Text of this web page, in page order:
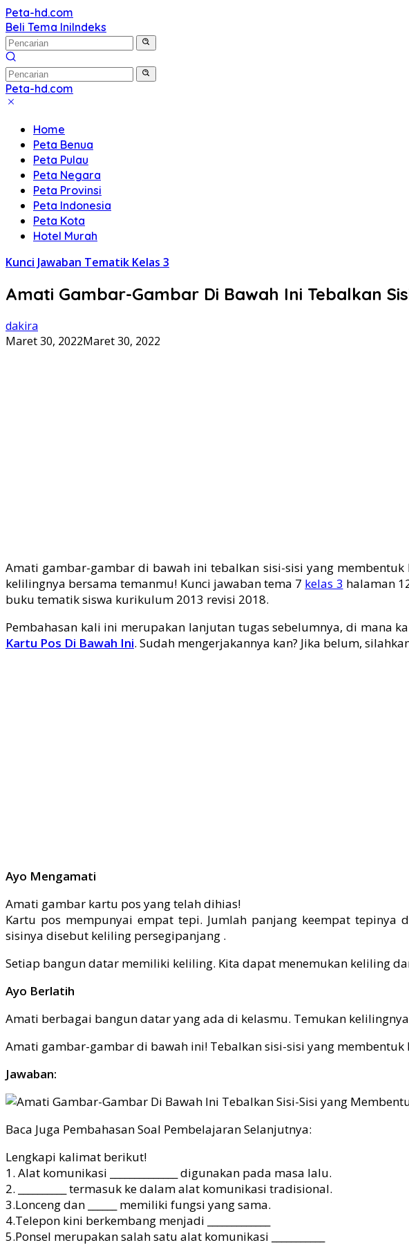
Langsung
ke
konten
Peta-hd.com
Kumpulan
Gambar
Peta
HD
Beli Tema IniIndeks
Peta-hd.com
Kumpulan
Peta
HD
Home
Peta Benua
Peta Pulau
Peta Negara
Peta Provinsi
Peta Indonesia
Peta Kota
Hotel Murah
Kunci Jawaban Tematik Kelas 3
Amati Gambar-Gambar Di Bawah Ini Tebalkan
dakira
Maret 30, 2022Maret 30, 2022
Amati gambar-gambar di bawah ini tebalkan sisi-sisi yang
kelilingnya bersama temanmu! Kunci jawaban tema 7 kelas 3 halaman
buku tematik siswa kurikulum 2013 revisi 2018.
Pembahasan kali ini merupakan lanjutan tugas sebelumnya, di mana
Kartu Pos Di Bawah Ini. Sudah mengerjakannya kan? Jika belum,
Ayo Mengamati
Amati gambar kartu pos yang telah dihias!
Kartu pos mempunyai empat tepi. Jumlah panjang keempat tepinya
sisinya disebut keliling persegipanjang .
Setiap bangun datar memiliki keliling. Kita dapat menemukan keliling
Ayo Berlatih
Amati berbagai bangun datar yang ada di kelasmu. Temukan
Amati gambar-gambar di bawah ini! Tebalkan sisi-sisi yang
Jawaban:
Baca Juga Pembahasan Soal Pembelajaran Selanjutnya:
Lengkapi kalimat berikut!
1. Alat komunikasi ______________ digunakan pada masa lalu.
2. __________ termasuk ke dalam alat komunikasi tradisional.
3.Lonceng dan ______ memiliki fungsi yang sama.
4.Telepon kini berkembang menjadi _____________
5.Ponsel merupakan salah satu alat komunikasi ___________